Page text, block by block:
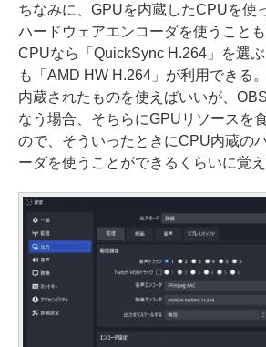
ちなみに、GPUを内蔵したCPUを使
ハードウェアエンコーダを使うこと
CPUなら「QuickSync H.264」を選
も「AMD HW H.264」が利用できる
内蔵されたものを使えばいいが、
なう場合、そちらにGPUリソースを
ので、そういったときにCPU内蔵の
ーダを使うことができるくらいに覚え